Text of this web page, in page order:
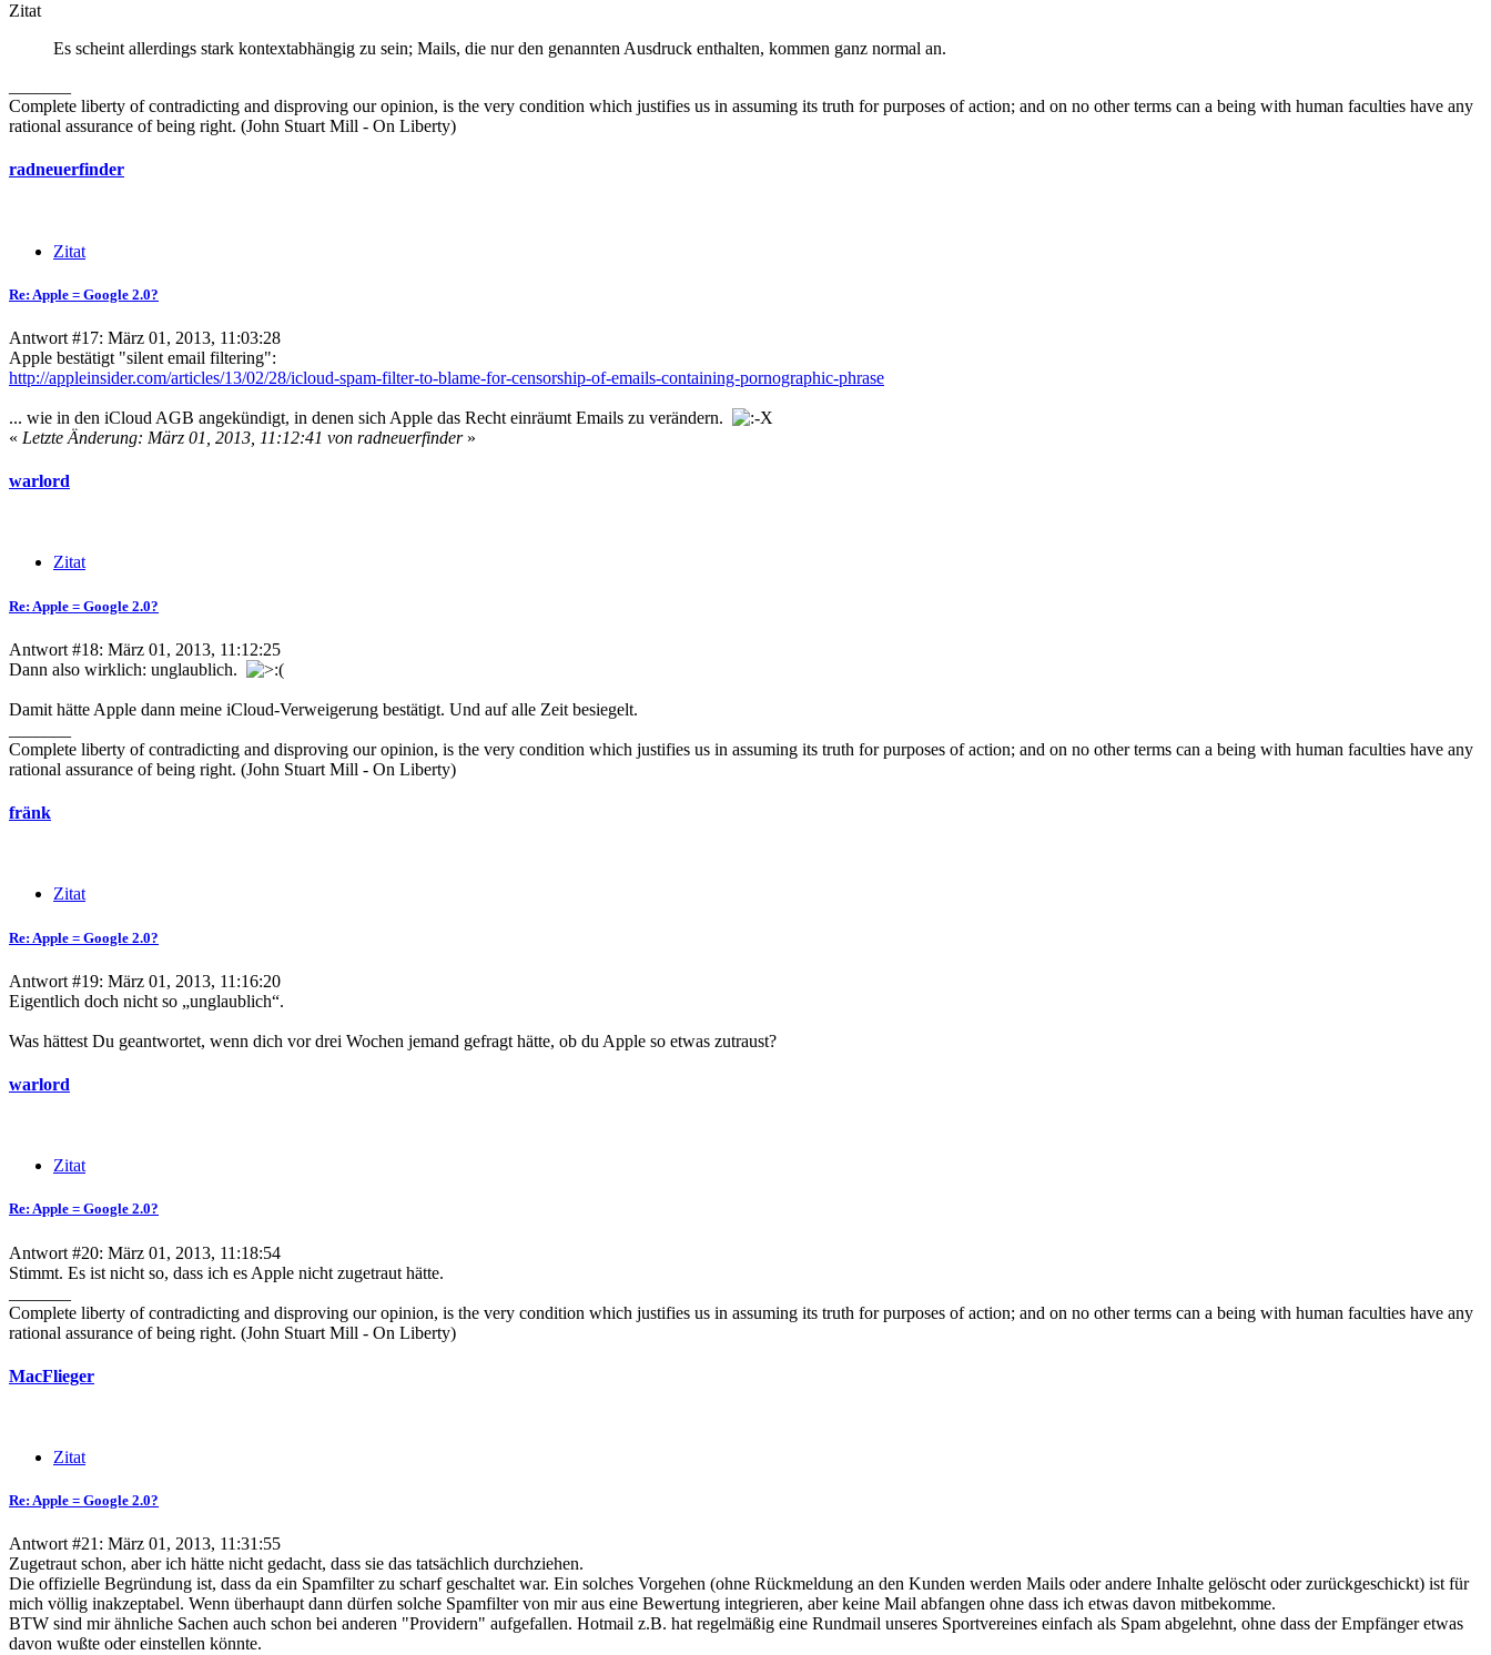
Zitat
Es scheint allerdings stark kontextabhängig zu sein; Mails, die nur den genannten Ausdruck enthalten, kommen ganz normal an.
Complete liberty of contradicting and disproving our opinion, is the very condition which justifies us in assuming its truth for purposes of action; and on no other terms can a being with human faculties have any
rational assurance of being right. (John Stuart Mill - On Liberty)
radneuerfinder
Zitat
Re: Apple = Google 2.0?
Antwort #17: März 01, 2013, 11:03:28
Apple bestätigt "silent email filtering":
http://appleinsider.com/articles/13/02/28/icloud-spam-filter-to-blame-for-censorship-of-emails-containing-pornographic-phrase
... wie in den iCloud AGB angekündigt, in denen sich Apple das Recht einräumt Emails zu verändern.
« Letzte Änderung: März 01, 2013, 11:12:41 von radneuerfinder»
warlord
Zitat
Re: Apple = Google 2.0?
Antwort #18: März 01, 2013, 11:12:25
Dann also wirklich: unglaublich.
Damit hätte Apple dann meine iCloud-Verweigerung bestätigt. Und auf alle Zeit besiegelt.
Complete liberty of contradicting and disproving our opinion, is the very condition which justifies us in assuming its truth for purposes of action; and on no other terms can a being with human faculties have any
rational assurance of being right. (John Stuart Mill - On Liberty)
fränk
Zitat
Re: Apple = Google 2.0?
Antwort #19: März 01, 2013, 11:16:20
Eigentlich doch nicht so „unglaublich“.
Was hättest Du geantwortet, wenn dich vor drei Wochen jemand gefragt hätte, ob du Apple so etwas zutraust?
warlord
Zitat
Re: Apple = Google 2.0?
Antwort #20: März 01, 2013, 11:18:54
Stimmt. Es ist nicht so, dass ich es Apple nicht zugetraut hätte.
Complete liberty of contradicting and disproving our opinion, is the very condition which justifies us in assuming its truth for purposes of action; and on no other terms can a being with human faculties have any
rational assurance of being right. (John Stuart Mill - On Liberty)
MacFlieger
Zitat
Re: Apple = Google 2.0?
Antwort #21: März 01, 2013, 11:31:55
Zugetraut schon, aber ich hätte nicht gedacht, dass sie das tatsächlich durchziehen.
Die offizielle Begründung ist, dass da ein Spamfilter zu scharf geschaltet war. Ein solches Vorgehen (ohne Rückmeldung an den Kunden werden Mails oder andere Inhalte gelöscht oder zurückgeschickt) ist für
mich völlig inakzeptabel. Wenn überhaupt dann dürfen solche Spamfilter von mir aus eine Bewertung integrieren, aber keine Mail abfangen ohne dass ich etwas davon mitbekomme.
BTW sind mir ähnliche Sachen auch schon bei anderen "Providern" aufgefallen. Hotmail z.B. hat regelmäßig eine Rundmail unseres Sportvereines einfach als Spam abgelehnt, ohne dass der Empfänger etwas
davon wußte oder einstellen könnte.